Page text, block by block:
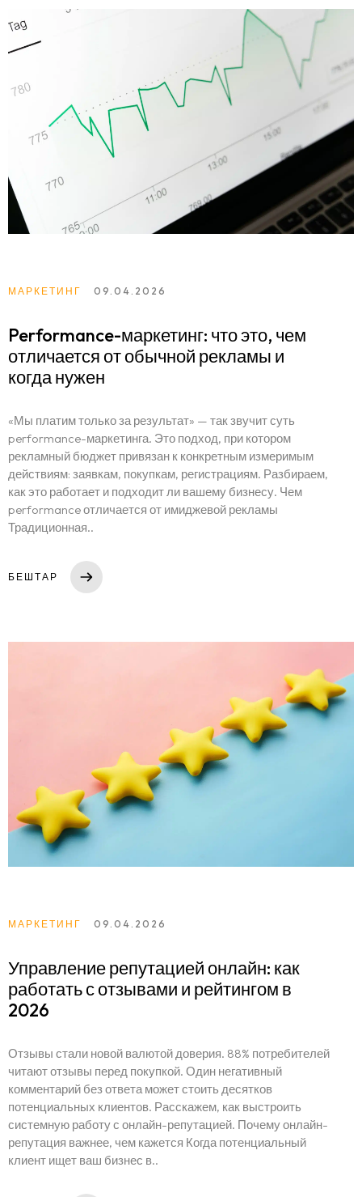
Саҳифаи асосӣ
Портфолио
МАРКЕТИНГ 09.04.2026
Performance-маркетинг: что это, чем
отличается от обычной рекламы и
когда нужен
«Мы платим только за результат» — так звучит суть
performance-маркетинга. Это подход, при котором
рекламный бюджет привязан к конкретным измеримым
действиям: заявкам, покупкам, регистрациям. Разбираем,
как это работает и подходит ли вашему бизнесу. Чем
performance отличается от имиджевой рекламы
Традиционная..
БЕШТАР
МАРКЕТИНГ 09.04.2026
Управление репутацией онлайн: как
работать с отзывами и рейтингом в
2026
Отзывы стали новой валютой доверия. 88% потребителей
читают отзывы перед покупкой. Один негативный
комментарий без ответа может стоить десятков
потенциальных клиентов. Расскажем, как выстроить
системную работу с онлайн-репутацией. Почему онлайн-
репутация важнее, чем кажется Когда потенциальный
клиент ищет ваш бизнес в..